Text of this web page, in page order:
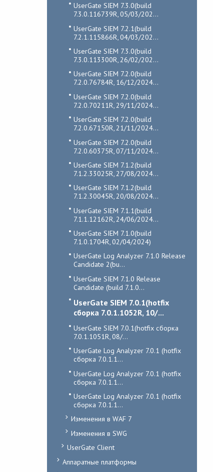
UserGate SIEM 7.3.0(build
7.3.0.116739R, 05/03/202...
UserGate SIEM 7.2.1(build
7.2.1.115866R, 04/03/202...
UserGate SIEM 7.3.0(build
7.3.0.113300R, 26/02/202...
UserGate SIEM 7.2.0(build
7.2.0.76784R, 16/12/2024...
UserGate SIEM 7.2.0(build
7.2.0.70211R, 29/11/2024...
UserGate SIEM 7.2.0(build
7.2.0.67150R, 21/11/2024...
UserGate SIEM 7.2.0(build
7.2.0.60375R, 07/11/2024...
UserGate SIEM 7.1.2(build
7.1.2.33025R, 27/08/2024...
UserGate SIEM 7.1.2(build
7.1.2.30045R, 20/08/2024...
UserGate SIEM 7.1.1(build
7.1.1.12162R, 24/06/2024...
UserGate SIEM 7.1.0(build
7.1.0.1704R, 02/04/2024)
UserGate Log Analyzer 7.1.0 Release
Candidate 2(bu...
UserGate SIEM 7.1.0 Release
Candidate (build 7.1.0...
UserGate SIEM 7.0.1(hotfix
сборка 7.0.1.1052R, 10/...
UserGate SIEM 7.0.1(hotfix сборка
7.0.1.1051R, 08/...
UserGate Log Analyzer 7.0.1 (hotfix
сборка 7.0.1.1...
UserGate Log Analyzer 7.0.1 (hotfix
сборка 7.0.1.1...
UserGate Log Analyzer 7.0.1 (hotfix
сборка 7.0.1.1...
Изменения в WAF 7
Изменения в SWG
UserGate Client
Аппаратные платформы